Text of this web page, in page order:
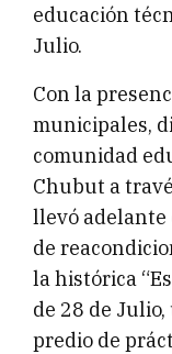
educación
Julio.
Con la
municipales,
comunidad
Chubut a
llevó adelante
de
la histórica
de 28 de
predio de